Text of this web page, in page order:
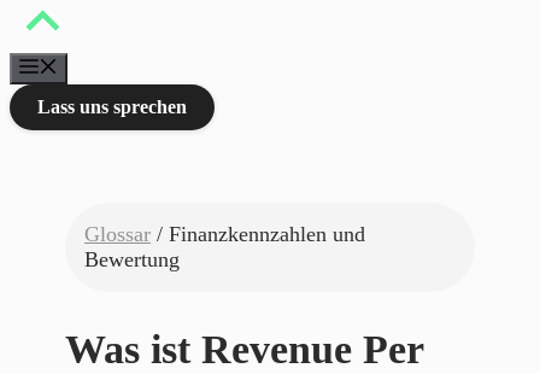
Zum
springen
Lass uns sprechen
Glossar / Finanzkennzahlen und
Bewertung
Was ist Revenue Per